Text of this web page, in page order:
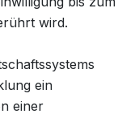
wird.
ein
einer